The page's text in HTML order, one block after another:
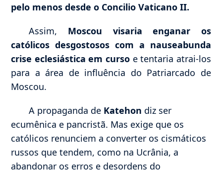
pelo menos desde o Concilio Vaticano II.
Assim, Moscou visaria enganar os
católicos desgostosos com a nauseabunda
crise eclesiástica em curso e tentaria atrai-los
para a área de influência do Patriarcado de
Moscou.
A propaganda de Katehon diz ser
ecumênica e pancristã. Mas exige que os
católicos renunciem a converter os cismáticos
russos que tendem, como na Ucrânia, a
abandonar os erros e desordens do